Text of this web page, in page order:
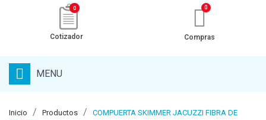
0
Cotizador Compras
MENU
Inicio Productos
COMPUERTA SKIMMER JACUZZI FIBRA DE